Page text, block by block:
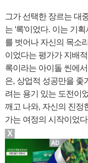
그가 선택한 장르는 대
는 '록'이었다. 이는 기
를 벗어나 자신의 목소
이었다는 평가가 지배
록이라는 아이돌 씬에
은, 상업적 성공만을 좇
려는 용기 있는 도전이
깨고 나와, 자신의 진정
가는 여정의 시작이었
X